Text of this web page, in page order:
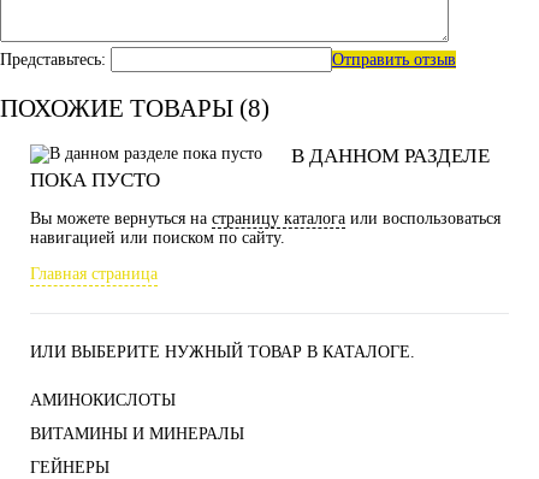
Представьтесь: Отправить отзыв
ПОХОЖИЕ ТОВАРЫ (8)
В ДАННОМ РАЗДЕЛЕ
ПОКА ПУСТО
Вы можете вернуться на страницу каталога или воспользоваться
навигацией или поиском по сайту.
Главная страница
ИЛИ ВЫБЕРИТЕ НУЖНЫЙ ТОВАР В КАТАЛОГЕ.
АМИНОКИСЛОТЫ
ВИТАМИНЫ И МИНЕРАЛЫ
ГЕЙНЕРЫ